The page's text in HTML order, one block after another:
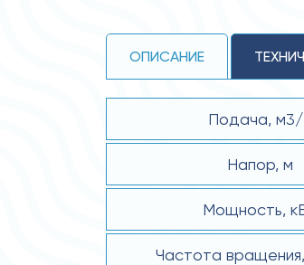
ОПИСАНИЕ
Подача,
Напор, м
Мощность,
Частота